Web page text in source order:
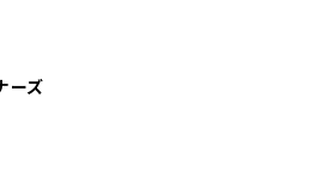
ーズ